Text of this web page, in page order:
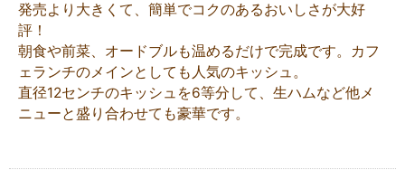
発売より大きくて、簡単でコクのあるおいしさが大好
評！
朝食や前菜、オードブルも温めるだけで完成です。カフ
ェランチのメインとしても人気のキッシュ。
直径12センチのキッシュを6等分して、生ハムなど他メ
ニューと盛り合わせても豪華です。